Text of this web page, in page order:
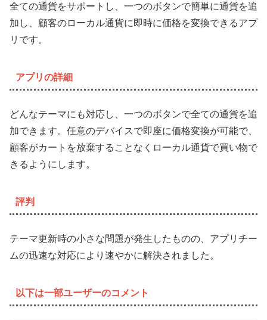
全ての通貨をサポートし、一つのボタンで簡単に通貨を追
加し、顧客のローカル通貨に即時に価格を変換できるアプ
リです。
アプリの詳細
どんなテーマにも対応し、一つのボタンで全ての通貨を追
加できます。任意のデバイスで即座に価格変換が可能で、
顧客がカートを放棄することなくローカル通貨で買い物で
きるようにします。
評判
テーマ更新時の小さな問題が発生したものの、アプリチー
ムの迅速な対応により速やかに解決されました。
以下は一部ユーザーのコメント